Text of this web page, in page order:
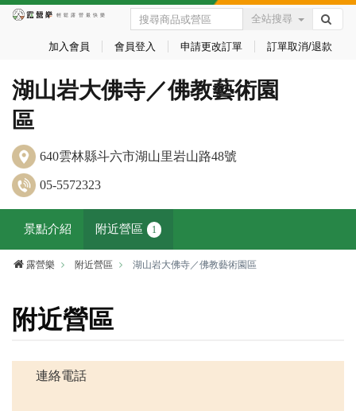
全站搜尋
加入會員 會員登入 申請更改訂單 訂單取消/退款
湖山岩大佛寺／佛教藝術園
區
640雲林縣斗六市湖山里岩山路48號
05-5572323
景點介紹 附近營區 1
露營樂 附近營區 湖山岩大佛寺／佛教藝術園區
附近營區
連絡電話